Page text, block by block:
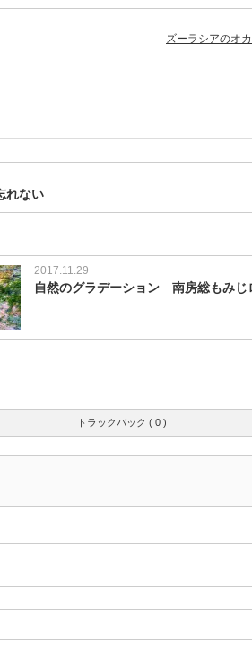
ズーラシアのオ
れない
2017.11.29
自然のグラデーション 南房総もみじ
トラックバック ( 0 )